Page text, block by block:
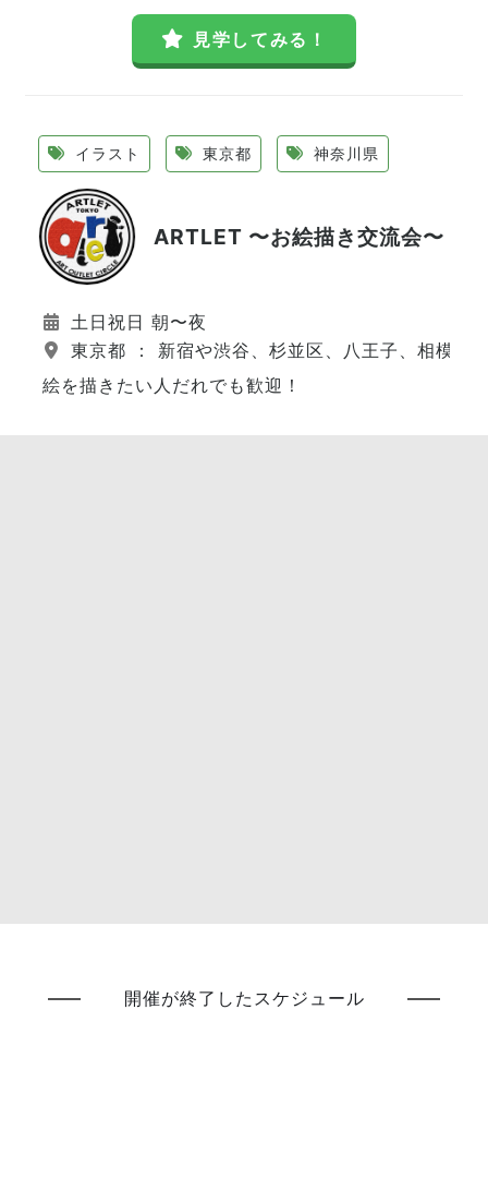
見学してみる！
イラスト 東京都 神奈川県
ARTLET 〜お絵描き交流会〜
土日祝日 朝〜夜
東京都 ： 新宿や渋谷、杉並区、八王子、相模原
絵を描きたい人だれでも歓迎！
開催が終了したスケジュール